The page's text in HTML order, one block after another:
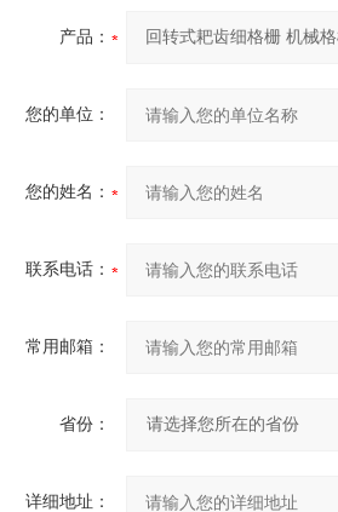
产品：
您的单位：
您的姓名：
联系电话：
常用邮箱：
省份：
详细地址：